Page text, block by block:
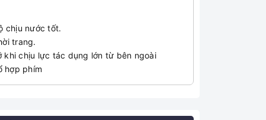
chịu nước tốt.
trang.
khi chịu lực tác dụng lớn từ bên ngoài
hợp phím